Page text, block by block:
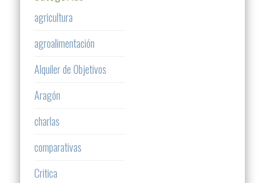
agricultura
agroalimentación
Alquiler de Objetivos
Aragón
charlas
comparativas
Critica